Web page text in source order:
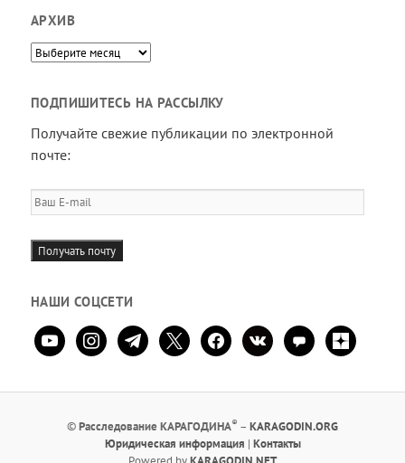
АРХИВ
Архив
ПОДПИШИТЕСЬ НА РАССЫЛКУ
Получайте свежие публикации по электронной
почте:
Ваш
E-
mail
Получать почту
НАШИ СОЦСЕТИ
youtubeinstagramtelegram
x facebookvkontaktecomment
zen-
yandex
©Расследование КАРАГОДИНА® – KARAGODIN.ORG
Юридическая информация | Контакты